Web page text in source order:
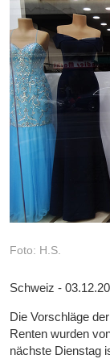
Foto: H.S.
Schweiz -
Die Vorschläge
Renten wurden
nächste Dienstag